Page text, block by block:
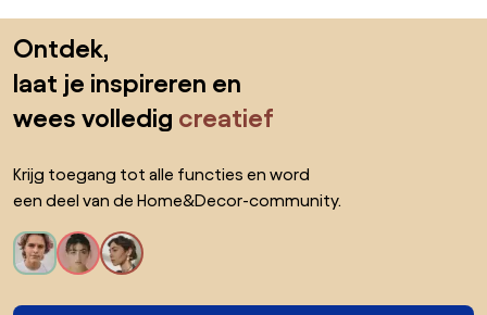
Ontdek,
laat je inspireren en
wees volledig creatief
Krijg toegang tot alle functies en word
een deel van de Home&Decor-community.